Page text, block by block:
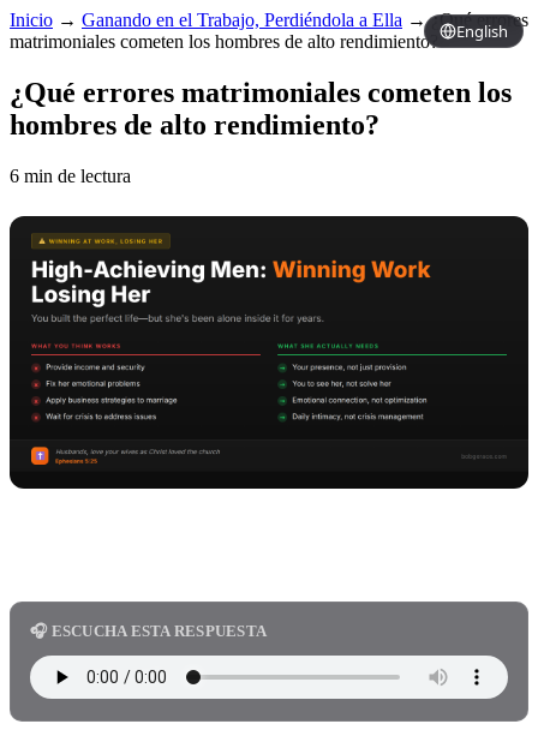
English
Inicio → Ganando en el Trabajo, Perdiéndola a Ella →¿Qué errores
matrimoniales cometen los hombres de alto rendimiento?
¿Qué errores matrimoniales cometen los
hombres de alto rendimiento?
6 min de lectura
🎧 ESCUCHA ESTA RESPUESTA